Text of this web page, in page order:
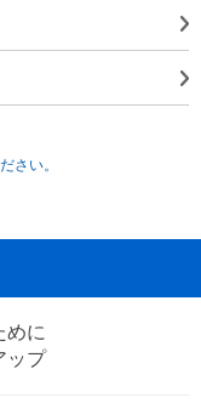
さい。
めに
ップ